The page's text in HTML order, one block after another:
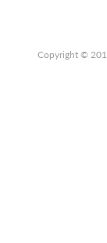
Copyright ©